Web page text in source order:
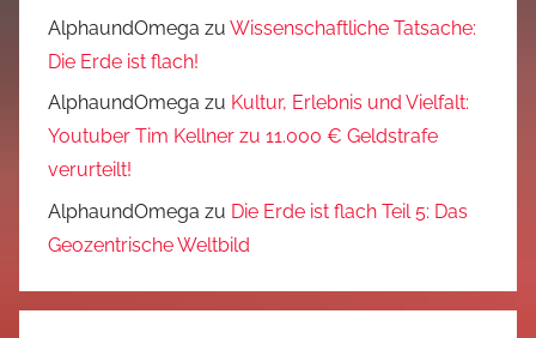
AlphaundOmega zu Wissenschaftliche Tatsache:
Die Erde ist flach!
AlphaundOmega zu Kultur, Erlebnis und Vielfalt:
Youtuber Tim Kellner zu 11.000 € Geldstrafe
verurteilt!
AlphaundOmega zu Die Erde ist flach Teil 5: Das
Geozentrische Weltbild